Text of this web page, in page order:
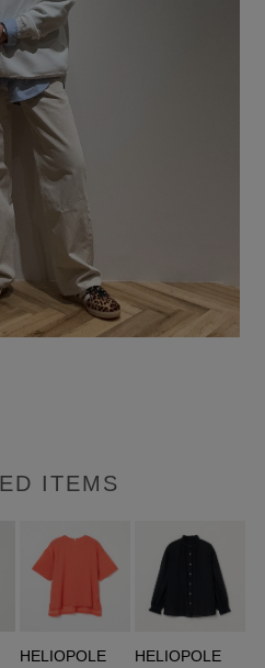
ITEMS
HELIOPOLE HELIOPOLE